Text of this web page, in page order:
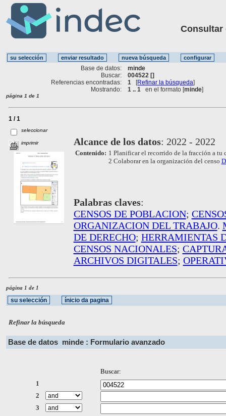
Consultar
Base de datos:
minde
Buscar:
004522 []
Referencias encontradas:
1 [Refinar la búsqueda]
Mostrando:
1 .. 1 en el formato [minde]
página 1 de 1
1 / 1
seleccionar
imprimir Alcance de los datos: 2022 - 2022
Contenido: 1 Planificar el recorrido de la fracción a tu
2 Colaborar en la organización del censo
Palabras claves:
CENSOS DE POBLACION;
ORGANIZACION DEL TRABAJO.
DE DERECHO; HERRAMIENTAS
CENSOS NACIONALES;
ARCHIVOS DIGITALES;
página 1 de 1
Refinar la búsqueda
Base de datos minde : Formulario avanzado
Buscar:
1
2
3